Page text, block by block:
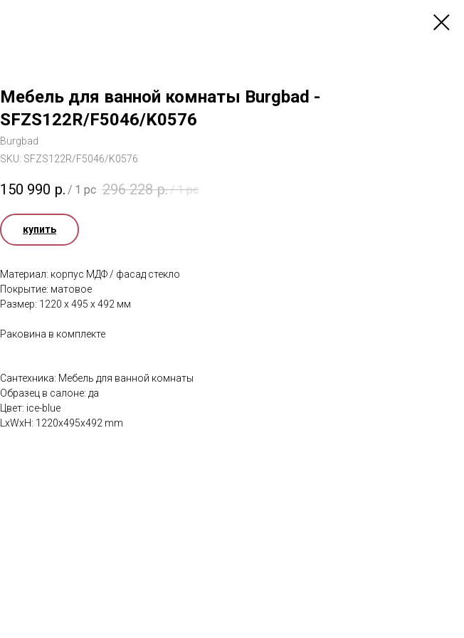
Мебель для ванной комнаты Burgbad -
SFZS122R/F5046/K0576
Burgbad
SKU: SFZS122R/F5046/K0576
150 990 р. / 1 pc 296 228 р./1 pc
купить
Материал: корпус МДФ / фасад стекло
Покрытие: матовое
Размер: 1220 x 495 x 492 мм
Раковина в комплекте
Сантехника: Мебель для ванной комнаты
Образец в салоне: да
Цвет: ice-blue
LxWxH: 1220x495x492 mm